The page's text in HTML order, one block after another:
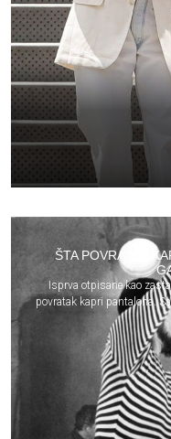
ŠTA POVRATAK
Isprva otpisane kao
povratak kapri pantalona.